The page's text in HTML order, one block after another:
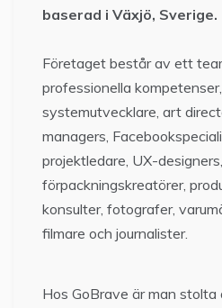
baserad i Växjö, Sverige.
Företaget består av ett
professionella
systemutvecklare, art
managers,
projektledare, UX-designers,
förpackningskreatörer,
konsulter, fotografer,
filmare och journalister.
Hos GoBrave är man